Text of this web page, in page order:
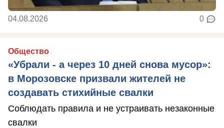
04.08.2026 0
Общество
«Убрали - а через 10 дней снова мусор»:
в Морозовске призвали жителей не
создавать стихийные свалки
Соблюдать правила и не устраивать незаконные
свалки